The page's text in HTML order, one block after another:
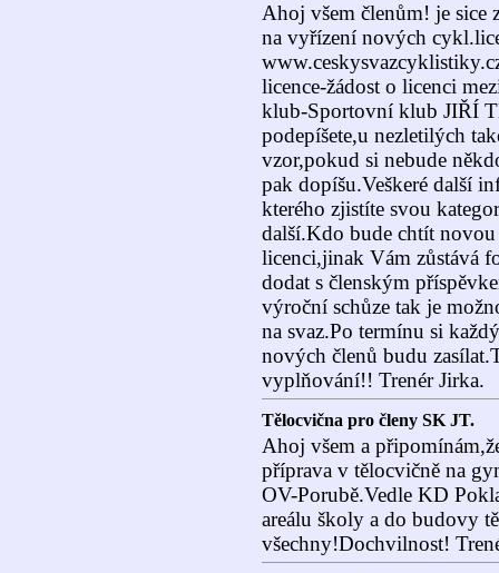
Ahoj všem členům! je sice
na vyřízení nových
licence-žádost o licenci
klub-Sportovní klub JIŘÍ
podepíšete,u nezletilých
vzor,pokud si nebude
pak dopíšu.Veškeré další
kterého zjistíte svou
další.Kdo bude chtít
licenci,jinak Vám zůstává
dodat s členským
výroční schůze tak je
na svaz.Po termínu si
nových členů budu
vyplňování!! Trenér Jirka.
Tělocvična pro členy SK JT.
Ahoj všem a
příprava v tělocvičně na
OV-Porubě.Vedle KD
areálu školy a do budovy
všechny!Dochvilnost!